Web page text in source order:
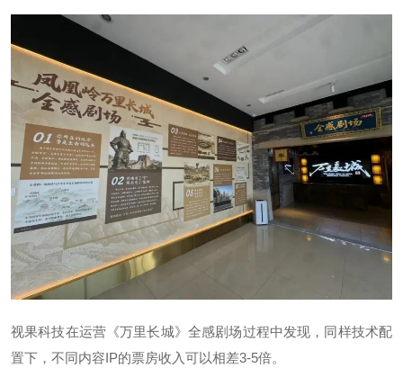
视果科技在运营《万里长城》全感剧场过程中发现，同样技术配
置下，不同内容IP的票房收入可以相差3-5倍。